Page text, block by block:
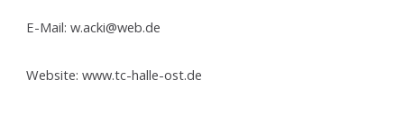
E-Mail: w.acki@web.de
Website: www.tc-halle-ost.de